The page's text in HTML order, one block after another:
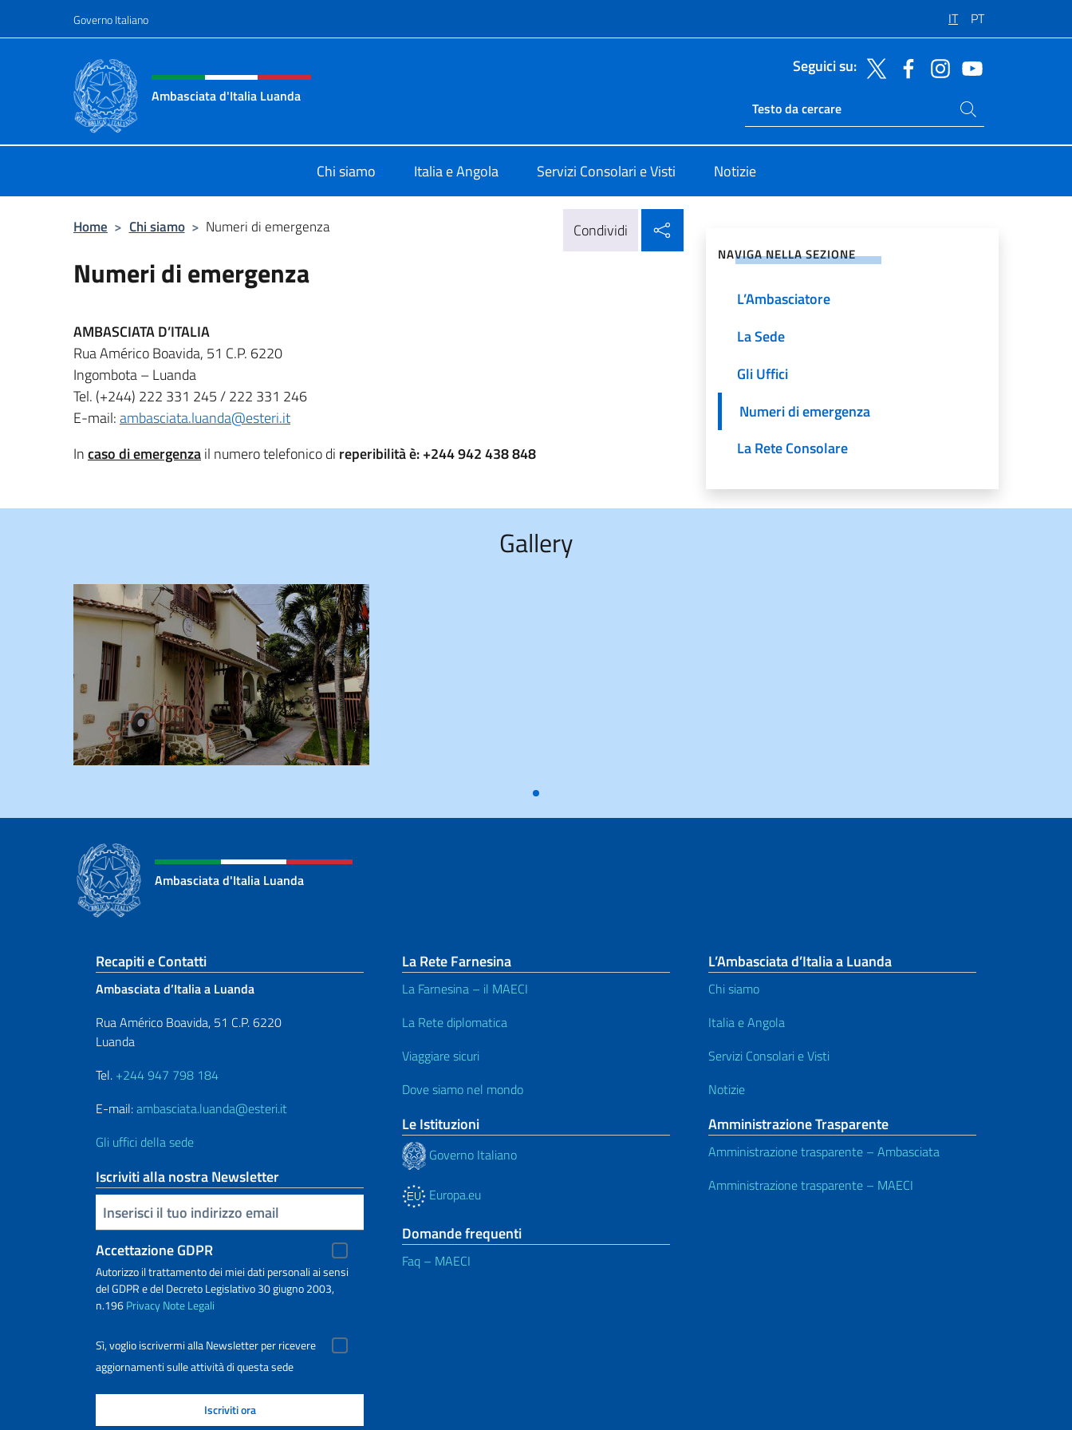
Governo Italiano IT PT
Intestazione sito, social e menù
Ambasciata d'Italia Luanda
Seguici su:
Ricerca sito live
Cerca nel sito
Chi siamo Italia e Angola Servizi Consolari e Visti Notizie
Home > Chi siamo > Numeri di emergenza Condividi
Numeri di emergenza
AMBASCIATA D’ITALIA
Rua Américo Boavida, 51 C.P. 6220
Ingombota – Luanda
Tel. (+244) 222 331 245 / 222 331 246
E-mail:ambasciata.luanda@esteri.it
Incaso di emergenzail numero telefonico di reperibilità è: +244 942 438 848
NAVIGA NELLA SEZIONE
L’Ambasciatore
La Sede
Gli Uffici
Numeri di emergenza
La Rete Consolare
Gallery
Ambasciata d'Italia Luanda
Sezione footer
Recapiti e Contatti
Ambasciata d’Italia a Luanda
Rua Américo Boavida, 51 C.P. 6220
Luanda
Tel. +244 947 798 184
E-mail:ambasciata.luanda@esteri.it
Gli uffici della sede
Iscriviti alla nostra Newsletter
Inserisci la tua email
Accettazione GDPR
Autorizzo il trattamento dei miei dati personali ai sensi
del GDPR e del Decreto Legislativo 30 giugno 2003,
n.196PrivacyNote Legali
Sì, voglio iscrivermi alla Newsletter per ricevere
aggiornamenti sulle attività di questa sede
La Rete Farnesina
La Farnesina – il MAECI
La Rete diplomatica
Viaggiare sicuri
Dove siamo nel mondo
Le Istituzioni
Governo Italiano
Europa.eu
Domande frequenti
Faq – MAECI
L’Ambasciata d’Italia a Luanda
Chi siamo
Italia e Angola
Servizi Consolari e Visti
Notizie
Amministrazione Trasparente
Amministrazione trasparente – Ambasciata
Amministrazione trasparente – MAECI